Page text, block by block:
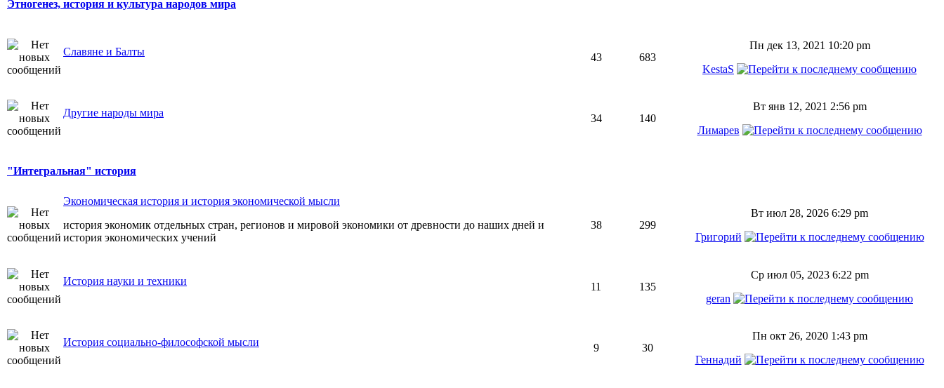
Этногенез, история и культура народов мира
Славяне и Балты 43 683
Пн дек 13, 2021 10:20 pm
KestaS
Другие народы мира 34 140
Вт янв 12, 2021 2:56 pm
Лимарев
"Интегральная" история
Экономическая история и история экономической мысли
история экономик отдельных стран, регионов и мировой экономики от древности до наших дней и
история экономических учений
38 299
Вт июл 28, 2026 6:29 pm
Григорий
История науки и техники 11 135
Ср июл 05, 2023 6:22 pm
geran
История социально-философской мысли 9 30
Пн окт 26, 2020 1:43 pm
Геннадий